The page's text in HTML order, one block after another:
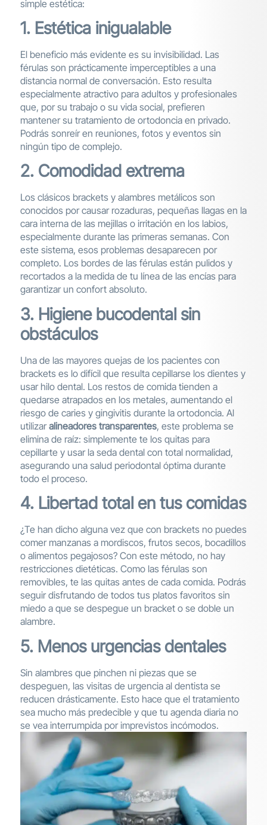
simple estética:
1. Estética inigualable
El beneficio más evidente es su invisibilidad. Las
férulas son prácticamente imperceptibles a una
distancia normal de conversación. Esto resulta
especialmente atractivo para adultos y profesionales
que, por su trabajo o su vida social, prefieren
mantener su tratamiento de ortodoncia en privado.
Podrás sonreír en reuniones, fotos y eventos sin
ningún tipo de complejo.
2. Comodidad extrema
Los clásicos brackets y alambres metálicos son
conocidos por causar rozaduras, pequeñas llagas en la
cara interna de las mejillas o irritación en los labios,
especialmente durante las primeras semanas. Con
este sistema, esos problemas desaparecen por
completo. Los bordes de las férulas están pulidos y
recortados a la medida de tu línea de las encías para
garantizar un confort absoluto.
3. Higiene bucodental sin
obstáculos
Una de las mayores quejas de los pacientes con
brackets es lo difícil que resulta cepillarse los dientes y
usar hilo dental. Los restos de comida tienden a
quedarse atrapados en los metales, aumentando el
riesgo de caries y gingivitis durante la ortodoncia. Al
utilizaralineadores transparentes, este problema se
elimina de raíz: simplemente te los quitas para
cepillarte y usar la seda dental con total normalidad,
asegurando una salud periodontal óptima durante
todo el proceso.
4. Libertad total en tus comidas
¿Te han dicho alguna vez que con brackets no puedes
comer manzanas a mordiscos, frutos secos, bocadillos
o alimentos pegajosos? Con este método, no hay
restricciones dietéticas. Como las férulas son
removibles, te las quitas antes de cada comida. Podrás
seguir disfrutando de todos tus platos favoritos sin
miedo a que se despegue un bracket o se doble un
alambre.
5. Menos urgencias dentales
Sin alambres que pinchen ni piezas que se
despeguen, las visitas de urgencia al dentista se
reducen drásticamente. Esto hace que el tratamiento
sea mucho más predecible y que tu agenda diaria no
se vea interrumpida por imprevistos incómodos.